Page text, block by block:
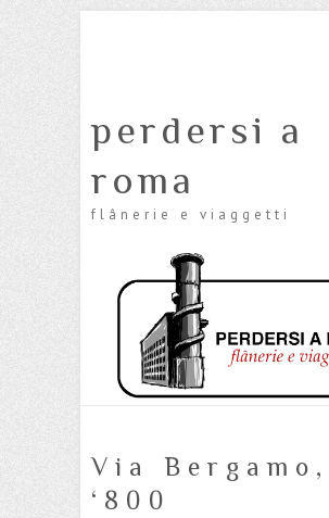
perdersi a
roma
flânerie e viaggetti
Via Bergamo,
‘800